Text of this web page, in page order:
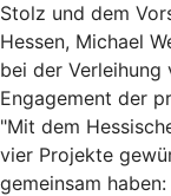
Stolz und dem
Hessen, Michael
bei der
Engagement der
"Mit dem
vier Projekte
gemeinsam